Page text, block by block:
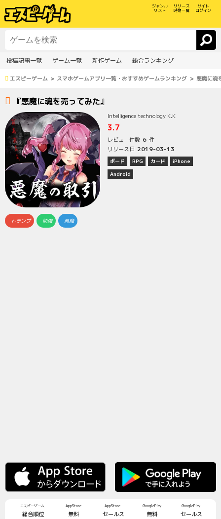
ジャンル
リスト
リリース
時期一覧
サイト
ログイン
投稿記事一覧 ゲーム一覧 新作ゲーム 総合ランキング
エスピーゲーム スマホゲームアプリ一覧・おすすめゲームランキング 悪魔に魂
『悪魔に魂を売ってみた』
Intelligence technology K.K
3.7
レビュー件数 6 件
リリース日 2019-03-13
ボード RPG カード
iPhone
Android
トランプ 勉強 悪魔
エスピーゲーム
総合順位
AppStore
無料
AppStore
セールス
GooglePlay
無料
GooglePlay
セールス